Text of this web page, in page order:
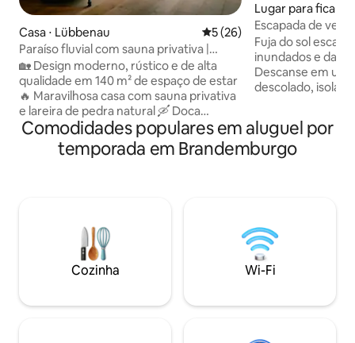
Casa ⋅ Lübbenau 5 de uma avaliação média
5 (26)
Paraíso fluvial com sauna privativa |
Spreewald
🏡 Design moderno, rústico e de alta
qualidade em 140 m² de espaço de estar
🔥 Maravilhosa casa com sauna privativa
e lareira de pedra natural 🛶 Doca
própria para barcos no rio 🌿 Localização
tranquila, paradisíaca e isolada em
Spreewalddorf ✨ Ideal para casais, para
verdadeiro oásis de bem-estar e conta
com lareira e uma área de relaxamento
aconchegante. Você pode adicioná-lo
Lugar para ficar ⋅
Escapada de
privado em
Fuja do sol
inundados e das
Descanse em
descolado,
refrescantes e
jacuzzi privativa de
de absoluta
cortinas
chuveiro com
lazer para
uma luxuosa
Comodidades populares em aluguel por
temporada em Brandemburgo
Cozinha Wi-Fi